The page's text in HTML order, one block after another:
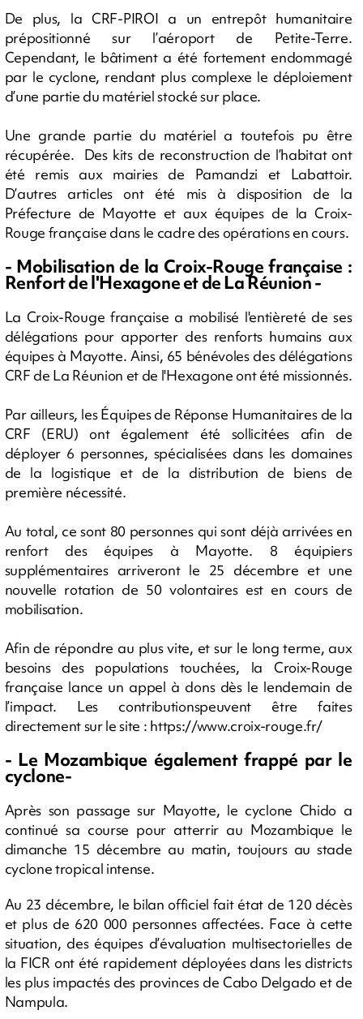
De plus, la CRF-PIROI a un entrepôt humanitaire
prépositionné sur l’aéroport de Petite-Terre.
Cependant, le bâtiment a été fortement endommagé
par le cyclone, rendant plus complexe le déploiement
d’une partie du matériel stocké sur place.
Une grande partie du matériel a toutefois pu être
récupérée. Des kits de reconstruction de l’habitat ont
été remis aux mairies de Pamandzi et Labattoir.
D’autres articles ont été mis à disposition de la
Préfecture de Mayotte et aux équipes de la Croix-
Rouge française dans le cadre des opérations en cours.
- Mobilisation de la Croix-Rouge française :
Renfort de l'Hexagone et de La Réunion -
La Croix-Rouge française a mobilisé l'entièreté de ses
délégations pour apporter des renforts humains aux
équipes à Mayotte. Ainsi, 65 bénévoles des délégations
CRF de La Réunion et de l'Hexagone ont été missionnés.
Par ailleurs, les Équipes de Réponse Humanitaires de la
CRF (ERU) ont également été sollicitées afin de
déployer 6 personnes, spécialisées dans les domaines
de la logistique et de la distribution de biens de
première nécessité.
Au total, ce sont 80 personnes qui sont déjà arrivées en
renfort des équipes à Mayotte. 8 équipiers
supplémentaires arriveront le 25 décembre et une
nouvelle rotation de 50 volontaires est en cours de
mobilisation.
Afin de répondre au plus vite, et sur le long terme, aux
besoins des populations touchées, la Croix-Rouge
française lance un appel à dons dès le lendemain de
l’impact. Les contributionspeuvent être faites
directement sur le site : https://www.croix-rouge.fr/
- Le Mozambique également frappé par le
cyclone-
Après son passage sur Mayotte, le cyclone Chido a
continué sa course pour atterrir au Mozambique le
dimanche 15 décembre au matin, toujours au stade
cyclone tropical intense.
Au 23 décembre, le bilan officiel fait état de 120 décès
et plus de 620 000 personnes affectées. Face à cette
situation, des équipes d’évaluation multisectorielles de
la FICR ont été rapidement déployées dans les districts
les plus impactés des provinces de Cabo Delgado et de
Nampula.